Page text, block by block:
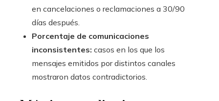
en cancelaciones o reclamaciones a 30/90
días después.
Porcentaje de comunicaciones
inconsistentes: casos en los que los
mensajes emitidos por distintos canales
mostraron datos contradictorios.